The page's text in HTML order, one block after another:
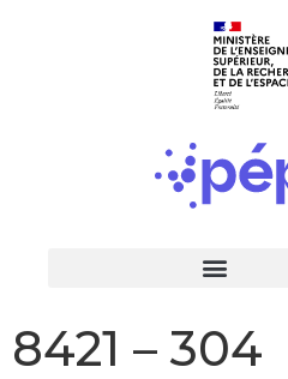
8421 – 304